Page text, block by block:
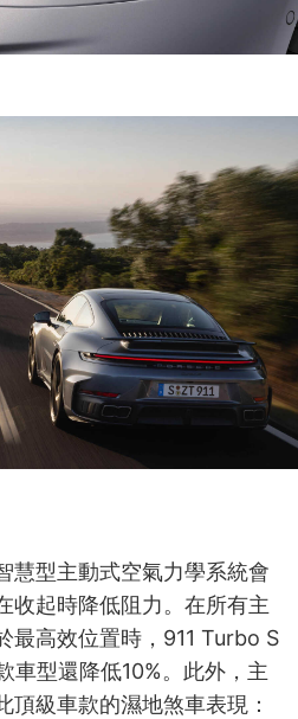
慧型主動式空氣力學系統會
收起時降低阻力。在所有主
最高效位置時，911 Turbo S
車型還降低10%。此外，主
頂級車款的濕地煞車表現：